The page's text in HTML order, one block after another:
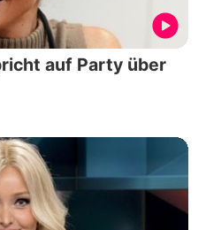
auf Party über